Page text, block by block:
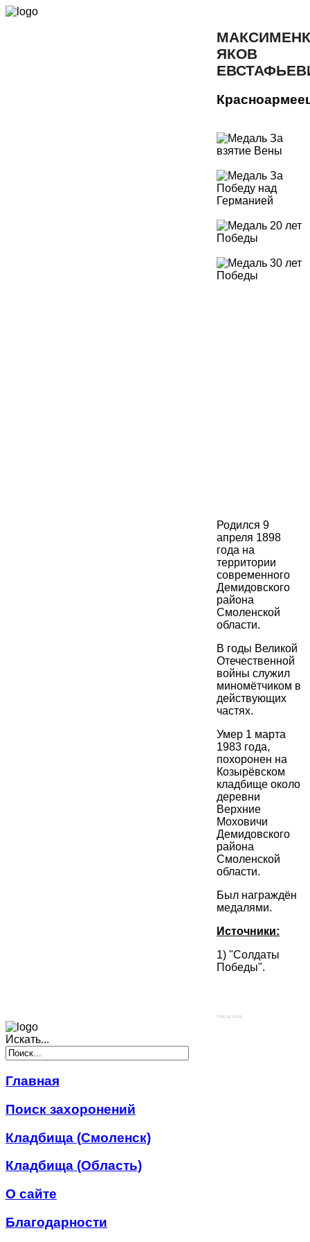
ЯКОВ
Родился 9
апреля 1898
года на
территории
современного
Демидовского
района
Смоленской
области.
В годы Великой
Отечественной
войны служил
миномётчиком в
действующих
частях.
Умер 1 марта
1983 года,
похоронен на
Козырёвском
кладбище около
деревни
Верхние
Моховичи
Демидовского
района
Смоленской
области.
Был награждён
медалями.
Источники:
1) "Солдаты
Победы".
Social Like
Искать...
Главная
Поиск захоронений
Кладбища (Смоленск)
Кладбища (Область)
О сайте
Благодарности